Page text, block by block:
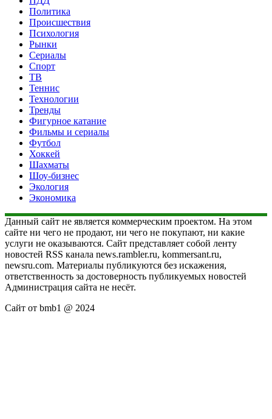
Политика
Происшествия
Психология
Рынки
Сериалы
Спорт
ТВ
Теннис
Технологии
Тренды
Фигурное катание
Фильмы и сериалы
Футбол
Хоккей
Шахматы
Шоу-бизнес
Экология
Экономика
Данный сайт не является коммерческим проектом. На этом
сайте ни чего не продают, ни чего не покупают, ни какие
услуги не оказываются. Сайт представляет собой ленту
новостей RSS канала news.rambler.ru, kommersant.ru,
newsru.com. Материалы публикуются без искажения,
ответственность за достоверность публикуемых новостей
Администрация сайта не несёт.
Сайт от bmb1 @ 2024